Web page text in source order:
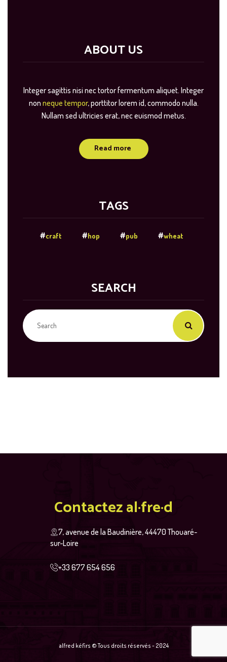
ABOUT US
Integer sagittis nisi nec tortor fermentum aliquet. Integer
non neque tempor, porttitor lorem id, commodo nulla.
Nullam sed ultricies erat, nec euismod metus.
Read more
TAGS
craft hop pub wheat
SEARCH
Contactez al·fre·d
7, avenue de la Baudinière, 44470 Thouaré-
sur-Loire
+33 677 654 656
alfred kéfirs © Tous droits réservés - 2024